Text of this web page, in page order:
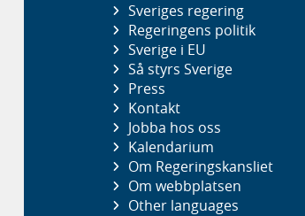
Sveriges regering
Regeringens politik
Sverige i EU
Så styrs Sverige
Press
Kontakt
Jobba hos oss
Kalendarium
Om Regeringskansliet
Om webbplatsen
Other languages